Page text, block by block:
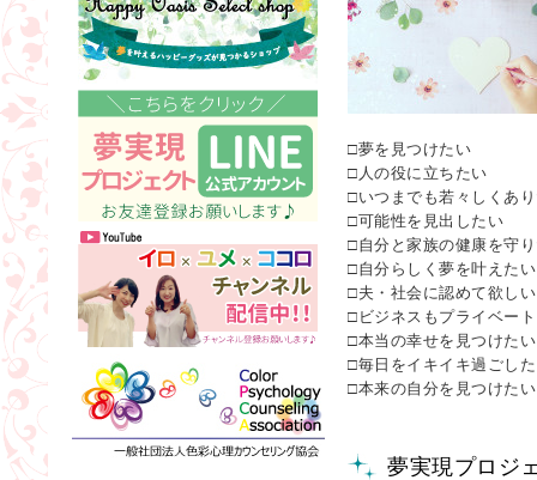
□夢を見つけたい
□人の役に立ちたい
□いつまでも若々しくあ
□可能性を見出したい
□自分と家族の健康を守
□自分らしく夢を叶えたい
□夫・社会に認めて欲しい
□ビジネスもプライベー
□本当の幸せを見つけたい
□毎日をイキイキ過ごし
□本来の自分を見つけたい
夢実現プロジ